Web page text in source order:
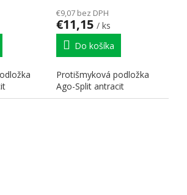
€9,07 bez DPH
€11,15 / ks
Do košíka
Protišmyková podložka
Ago-Split antracit